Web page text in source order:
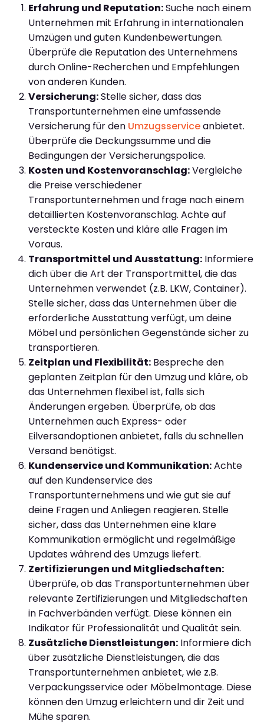
Erfahrung und Reputation:Suche nach einem
Unternehmen mit Erfahrung in internationalen
Umzügen und guten Kundenbewertungen.
Überprüfe die Reputation des Unternehmens
durch Online-Recherchen und Empfehlungen
von anderen Kunden.
Versicherung:Stelle sicher, dass das
Transportunternehmen eine umfassende
Versicherung für den Umzugsserviceanbietet.
Überprüfe die Deckungssumme und die
Bedingungen der Versicherungspolice.
Kosten und Kostenvoranschlag:Vergleiche
die Preise verschiedener
Transportunternehmen und frage nach einem
detaillierten Kostenvoranschlag. Achte auf
versteckte Kosten und kläre alle Fragen im
Voraus.
Transportmittel und Ausstattung: Informiere
dich über die Art der Transportmittel, die das
Unternehmen verwendet (z.B. LKW, Container).
Stelle sicher, dass das Unternehmen über die
erforderliche Ausstattung verfügt, um deine
Möbel und persönlichen Gegenstände sicher zu
transportieren.
Zeitplan und Flexibilität: Bespreche den
geplanten Zeitplan für den Umzug und kläre, ob
das Unternehmen flexibel ist, falls sich
Änderungen ergeben. Überprüfe, ob das
Unternehmen auch Express- oder
Eilversandoptionen anbietet, falls du schnellen
Versand benötigst.
Kundenservice und Kommunikation:Achte
auf den Kundenservice des
Transportunternehmens und wie gut sie auf
deine Fragen und Anliegen reagieren. Stelle
sicher, dass das Unternehmen eine klare
Kommunikation ermöglicht und regelmäßige
Updates während des Umzugs liefert.
Zertifizierungen und Mitgliedschaften:
Überprüfe, ob das Transportunternehmen über
relevante Zertifizierungen und Mitgliedschaften
in Fachverbänden verfügt. Diese können ein
Indikator für Professionalität und Qualität sein.
Zusätzliche Dienstleistungen: Informiere dich
über zusätzliche Dienstleistungen, die das
Transportunternehmen anbietet, wie z.B.
Verpackungsservice oder Möbelmontage. Diese
können den Umzug erleichtern und dir Zeit und
Mühe sparen.